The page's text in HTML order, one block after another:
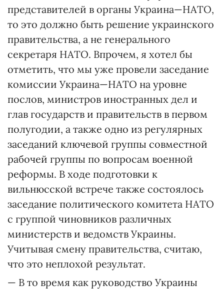
представителей в органы Украина—НАТО,
то это должно быть решение украинского
правительства, а не генерального
секретаря НАТО. Впрочем, я хотел бы
отметить, что мы уже провели заседание
комиссии Украина—НАТО на уровне
послов, министров иностранных дел и
глав государств и правительств в первом
полугодии, а также одно из регулярных
заседаний ключевой группы совместной
рабочей группы по вопросам военной
реформы. В ходе подготовки к
вильнюсской встрече также состоялось
заседание политического комитета НАТО
с группой чиновников различных
министерств и ведомств Украины.
Учитывая смену правительства, считаю,
что это неплохой результат.
— В то время как руководство Украины